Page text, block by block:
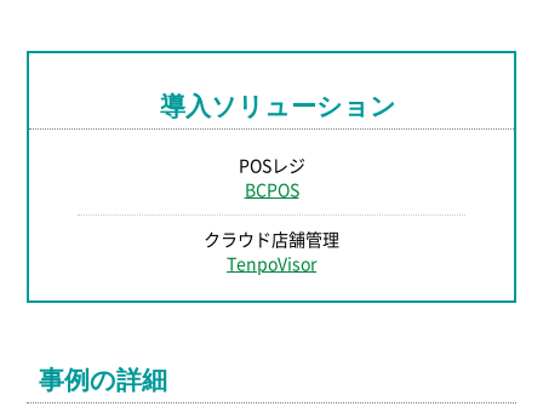
導入ソリューション
POSレジ
BCPOS
クラウド店舗管理
TenpoVisor
事例の詳細